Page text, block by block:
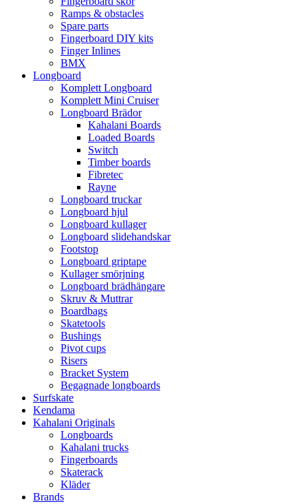
Ramps & obstacles
Spare parts
Fingerboard DIY kits
Finger Inlines
BMX
Longboard
Komplett Longboard
Komplett Mini Cruiser
Longboard Brädor
Kahalani Boards
Loaded Boards
Switch
Timber boards
Fibretec
Rayne
Longboard truckar
Longboard hjul
Longboard kullager
Longboard slidehandskar
Footstop
Longboard griptape
Kullager smörjning
Longboard brädhängare
Skruv & Muttrar
Boardbags
Skatetools
Bushings
Pivot cups
Risers
Bracket System
Begagnade longboards
Surfskate
Kendama
Kahalani Originals
Longboards
Kahalani trucks
Fingerboards
Skaterack
Kläder
Brands